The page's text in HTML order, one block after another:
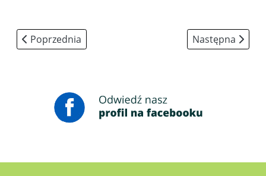
Poprzednia strona: Przegląd Twórczości Angielskiej
Poprzednia Następna
Następna